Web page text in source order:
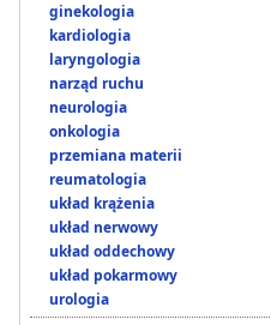
ginekologia
kardiologia
laryngologia
narząd ruchu
neurologia
onkologia
przemiana materii
reumatologia
układ krążenia
układ nerwowy
układ oddechowy
układ pokarmowy
urologia